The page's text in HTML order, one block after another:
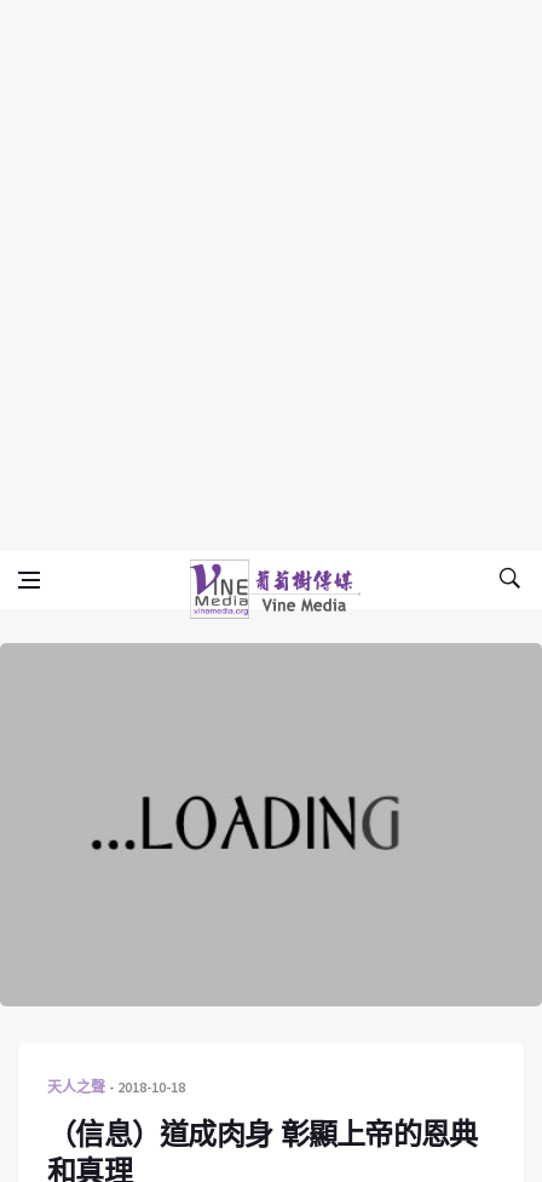
Vine Media
葡萄樹傳媒
天人之聲 2018-10-18
（信息）道成肉身 彰顯上帝的恩典
和真理